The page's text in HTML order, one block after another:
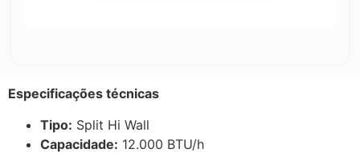
Especificações técnicas
Tipo: Split Hi Wall
Capacidade: 12.000 BTU/h